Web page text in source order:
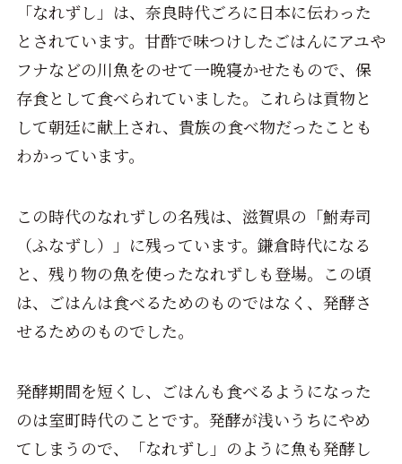
「なれずし」は、奈良時代ごろに日本に伝わった
とされています。甘酢で味つけしたごはんにアユや
フナなどの川魚をのせて一晩寝かせたもので、保
存食として食べられていました。これらは貢物と
して朝廷に献上され、貴族の食べ物だったことも
わかっています。
この時代のなれずしの名残は、滋賀県の「鮒寿司
（ふなずし）」に残っています。鎌倉時代になる
と、残り物の魚を使ったなれずしも登場。この頃
は、ごはんは食べるためのものではなく、発酵さ
せるためのものでした。
発酵期間を短くし、ごはんも食べるようになった
のは室町時代のことです。発酵が浅いうちにやめ
てしまうので、「なれずし」のように魚も発酵し